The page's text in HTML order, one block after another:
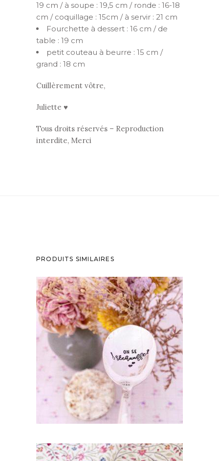
19 cm / à soupe : 19,5 cm / ronde : 16-18
cm / coquillage : 15cm / à servir : 21 cm
Fourchette à dessert : 16 cm / de
table : 19 cm
petit couteau à beurre : 15 cm /
grand : 18 cm
Cuillèrement vôtre,
Juliette ♥
Tous droits réservés – Reproduction
interdite, Merci
PRODUITS SIMILAIRES
CUILLÈRE ATYPIQUE GRAVÉE VINTAGE :
ON SE RÉCHAUFFE ?
35,00
AJOUTER AU PANIER